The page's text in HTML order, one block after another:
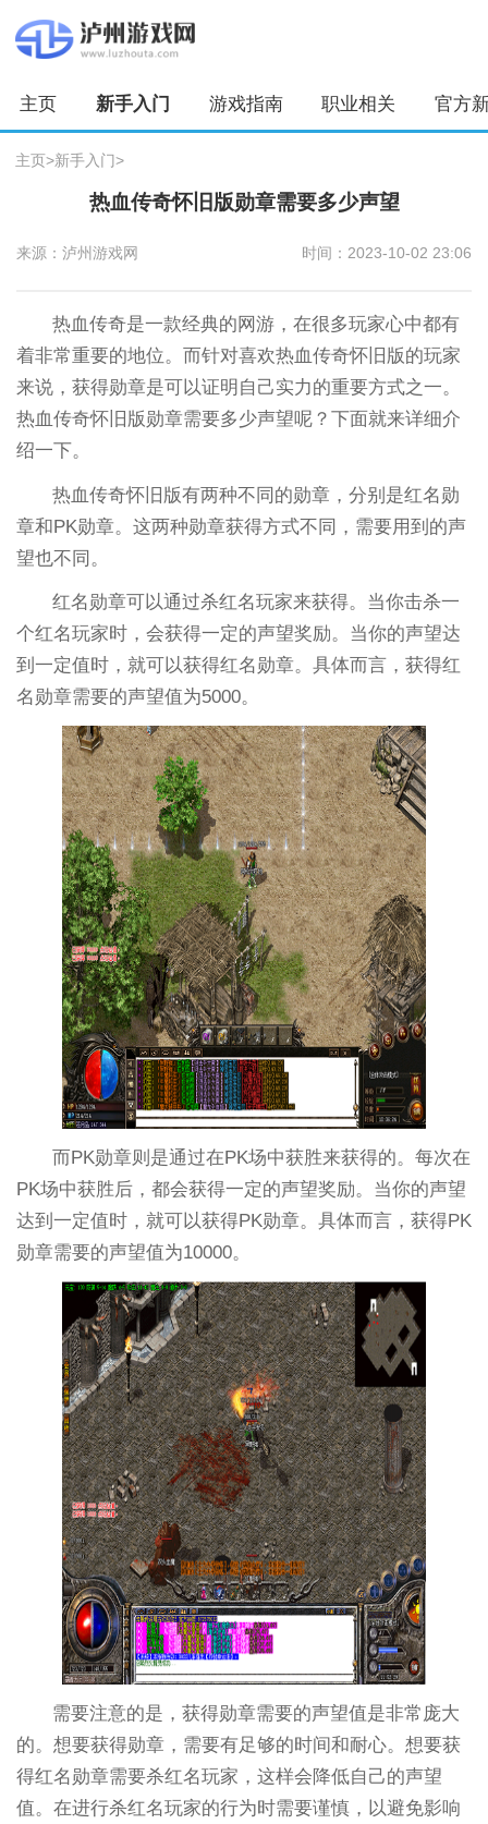
主页 新手入门 游戏指南 职业相关 官方
主页>新手入门>
热血传奇怀旧版勋章需要多少声望
来源：泸州游戏网 时间：2023-10-02 23:06
热血传奇是一款经典的网游，在很多玩家心中都有
着非常重要的地位。而针对喜欢热血传奇怀旧版的玩家
来说，获得勋章是可以证明自己实力的重要方式之一。
热血传奇怀旧版勋章需要多少声望呢？下面就来详细介
绍一下。
热血传奇怀旧版有两种不同的勋章，分别是红名勋
章和PK勋章。这两种勋章获得方式不同，需要用到的声
望也不同。
红名勋章可以通过杀红名玩家来获得。当你击杀一
个红名玩家时，会获得一定的声望奖励。当你的声望达
到一定值时，就可以获得红名勋章。具体而言，获得红
名勋章需要的声望值为5000。
而PK勋章则是通过在PK场中获胜来获得的。每次在
PK场中获胜后，都会获得一定的声望奖励。当你的声望
达到一定值时，就可以获得PK勋章。具体而言，获得PK
勋章需要的声望值为10000。
需要注意的是，获得勋章需要的声望值是非常庞大
的。想要获得勋章，需要有足够的时间和耐心。想要获
得红名勋章需要杀红名玩家，这样会降低自己的声望
值。在进行杀红名玩家的行为时需要谨慎，以避免影响